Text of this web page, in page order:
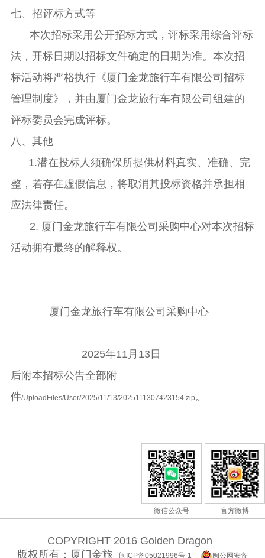
七、招评标方式等
本次招标采用公开招标方式，评标采用综合评标
法，开标日期以招标文件确定的日期为准。本次招
标活动将严格执行《厦门金龙旅行车有限公司招标
管理制度》，并由厦门金龙旅行车有限公司组建的
评标委员会完成评标。
八、其他
1.潜在投标人须确保所提供材料真实、准确、完
整，若存在虚假信息，将取消其投标资格并承担相
应法律责任。
2. 厦门金龙旅行车有限公司采购中心对本次招标
活动拥有最终的解释权。
厦门金龙旅行车有限公司采购中心
2025年11 月 13日
后附本招标公告全部附
件/UploadFiles/User/2025/11/13/2025111307423154.zip 。
微信公众号 官方微博
COPYRIGHT 2016 Golden Dragon
版权所有：厦门金旅
闽ICP备05021996号-1 闽公网安备